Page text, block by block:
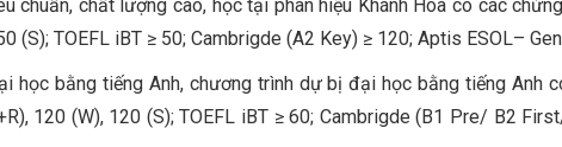
chuẩn, chất lượng cao, học tại phân hiệu Khánh Hòa có các
(S); TOEFL iBT ≥ 50; Cambrigde (A2 Key) ≥ 120; Aptis ESOL–
học bằng tiếng Anh, chương trình dự bị đại học bằng tiếng Anh
120 (W), 120 (S); TOEFL iBT ≥ 60; Cambrigde (B1 Pre/ B2